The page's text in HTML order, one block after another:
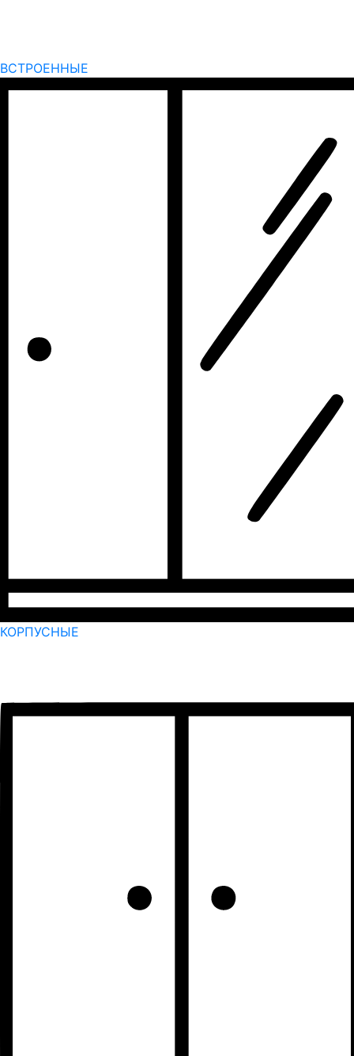
ВСТРОЕННЫЕ
КОРПУСНЫЕ